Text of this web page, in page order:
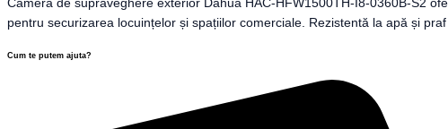
Camera de supraveghere exterior Dahua HAC-HFW1500TH-I8-0360B-S2
pentru securizarea locuințelor și spațiilor comerciale. Rezistentă la apă și
Cum te putem ajuta?